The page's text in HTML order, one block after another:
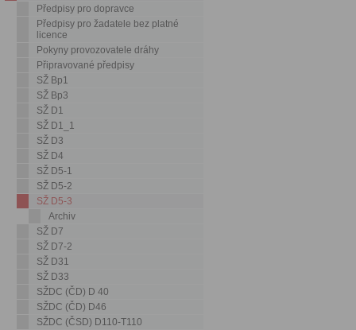
Předpisy pro dopravce
Předpisy pro žadatele bez platné
licence
Pokyny provozovatele dráhy
Připravované předpisy
SŽ Bp1
SŽ Bp3
SŽ D1
SŽ D1_1
SŽ D3
SŽ D4
SŽ D5-1
SŽ D5-2
SŽ D5-3
Archiv
SŽ D7
SŽ D7-2
SŽ D31
SŽ D33
SŽDC (ČD) D 40
SŽDC (ČD) D46
SŽDC (ČSD) D110-T110